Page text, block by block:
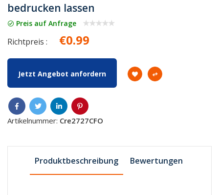
bedrucken lassen
Preis auf Anfrage
Richtpreis : €0.99
Jetzt Angebot anfordern
Artikelnummer: Cre2727CFO
Produktbeschreibung Bewertungen